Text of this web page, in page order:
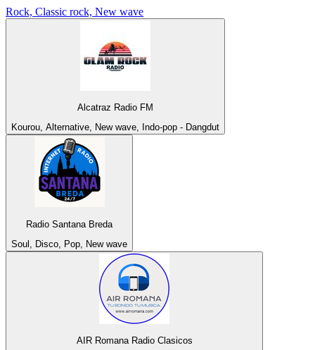
Rock, Classic rock, New wave
Alcatraz Radio FM
Kourou, Alternative, New wave, Indo-pop - Dangdut
Radio Santana Breda
Soul, Disco, Pop, New wave
AIR Romana Radio Clasicos